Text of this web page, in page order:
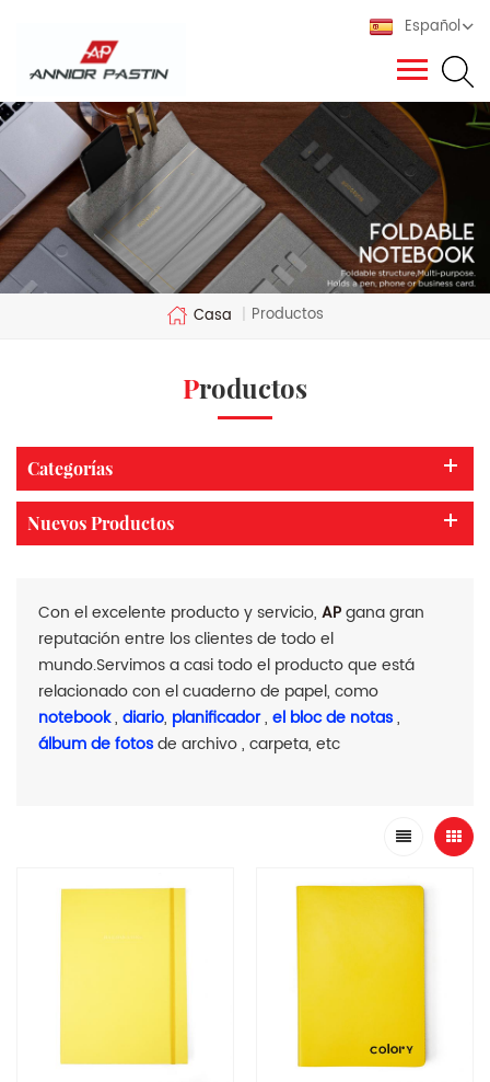
Español
Casa | Productos
Productos
Categorías
Nuevos Productos
Con el excelente producto y servicio, APgana gran
reputación entre los clientes de todo el
mundo.Servimos a casi todo el producto que está
relacionado con el cuaderno de papel, como
notebook, diario, planificador, el bloc de notas,
álbum de fotosde archivo , carpeta, etc